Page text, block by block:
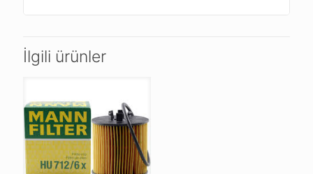
İlgili ürünler